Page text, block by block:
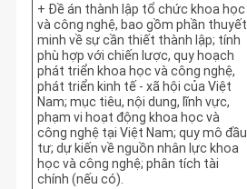
+ Đề án thành lập tổ chức khoa học
và công nghệ, bao gồm phần thuyết
minh về sự cần thiết thành lập; tính
phù hợp với chiến lược, quy hoạch
phát triển khoa học và công nghệ,
phát triển kinh tế - xã hội của Việt
Nam; mục tiêu, nội dung, lĩnh vực,
phạm vi hoạt động khoa học và
công nghệ tại Việt Nam; quy mô đầu
tư; dự kiến về nguồn nhân lực khoa
học và công nghệ; phân tích tài
chính (nếu có).